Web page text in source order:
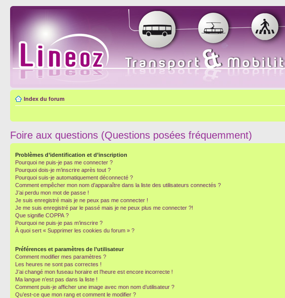
Index du forum
Foire aux questions (Questions posées fréquemment)
Problèmes d’identification et d’inscription
Pourquoi ne puis-je pas me connecter ?
Pourquoi dois-je m’inscrire après tout ?
Pourquoi suis-je automatiquement déconnecté ?
Comment empêcher mon nom d’apparaître dans la liste des utilisateurs connectés ?
J’ai perdu mon mot de passe !
Je suis enregistré mais je ne peux pas me connecter !
Je me suis enregistré par le passé mais je ne peux plus me connecter ?!
Que signifie COPPA ?
Pourquoi ne puis-je pas m’inscrire ?
À quoi sert « Supprimer les cookies du forum » ?
Préférences et paramètres de l’utilisateur
Comment modifier mes paramètres ?
Les heures ne sont pas correctes !
J’ai changé mon fuseau horaire et l’heure est encore incorrecte !
Ma langue n’est pas dans la liste !
Comment puis-je afficher une image avec mon nom d’utilisateur ?
Qu’est-ce que mon rang et comment le modifier ?